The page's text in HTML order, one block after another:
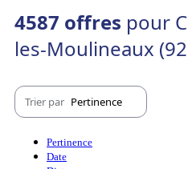
4587 offres pour
les-Moulineaux
Trier par Pertinence
Pertinence
Date